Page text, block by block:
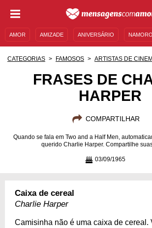
AMOR AMIZADE ANIVERSÁRIO NAMORO
MENSAGENS DE
CATEGORIAS FAMOSOS ARTISTAS DE
FRASES DE
HARPER
COMPARTILHAR
Quando se fala em Two and a Half Men,
querido Charlie Harper. Compartilhe
03/09/1965
Caixa de cereal
Charlie Harper
Camisinha não é uma caixa de cereal.